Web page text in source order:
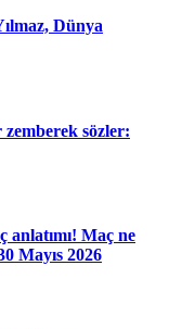
Dünya
zemberek sözler:
Maç ne
Mayıs 2026